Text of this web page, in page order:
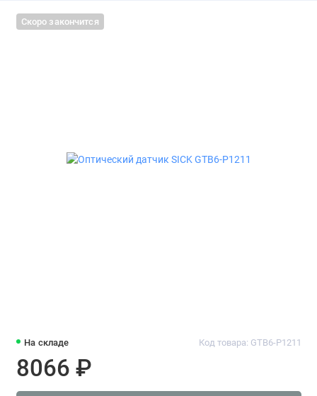
Скоро закончится
На складе Код товара: GTB6-P1211
8066 ₽